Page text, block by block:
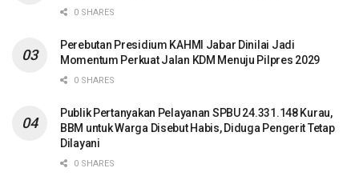
0 SHARES
Perebutan Presidium KAHMI Jabar Dinilai Jadi
Momentum Perkuat Jalan KDM Menuju Pilpres 2029
0 SHARES
Publik Pertanyakan Pelayanan SPBU 24.331.148 Kurau,
BBM untuk Warga Disebut Habis, Diduga Pengerit Tetap
Dilayani
0 SHARES